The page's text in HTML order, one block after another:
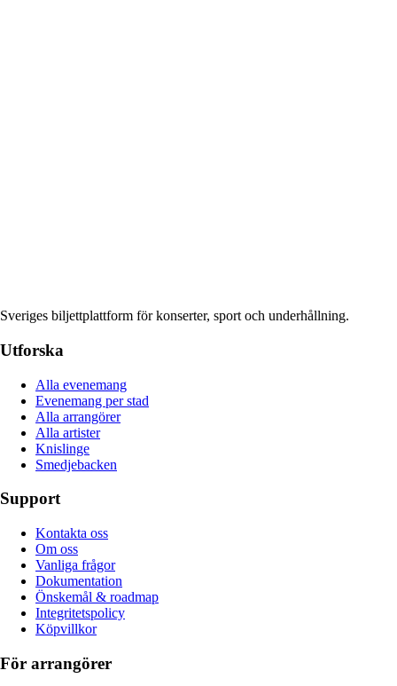
Sveriges biljettplattform för konserter, sport och underhållning.
Utforska
Alla evenemang
Evenemang per stad
Alla arrangörer
Alla artister
Knislinge
Smedjebacken
Support
Kontakta oss
Om oss
Vanliga frågor
Dokumentation
Önskemål & roadmap
Integritetspolicy
Köpvillkor
För arrangörer